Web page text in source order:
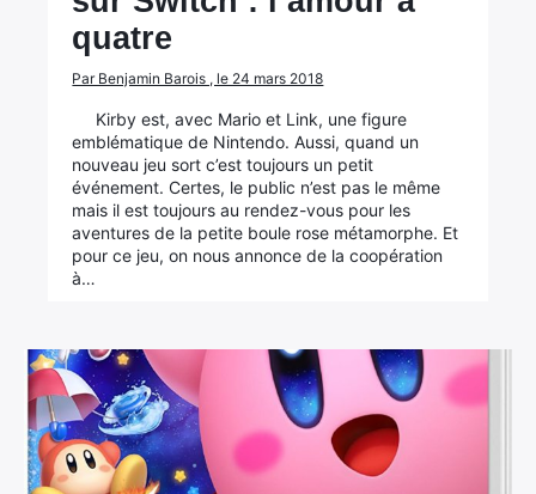
quatre
Par Benjamin Barois , le 24 mars 2018
Kirby est, avec Mario et Link, une figure
emblématique de Nintendo. Aussi, quand un
nouveau jeu sort c’est toujours un petit
événement. Certes, le public n’est pas le même
mais il est toujours au rendez-vous pour les
aventures de la petite boule rose métamorphe. Et
pour ce jeu, on nous annonce de la coopération
à…